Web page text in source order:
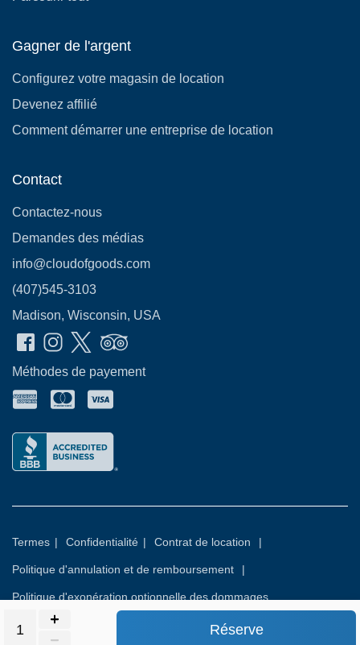
Réserve
Gagner de l'argent
Configurez votre magasin de location
Devenez affilié
Comment démarrer une entreprise de location
Contact
Contactez-nous
Demandes des médias
info@cloudofgoods.com
(407)545-3103
Madison, Wisconsin, USA
Méthodes de payement
Termes | Confidentialité | Contrat de location |
Politique d'annulation et de remboursement |
Politique d'exonération optionnelle des dommages
© 2026 Tous droits réservés.